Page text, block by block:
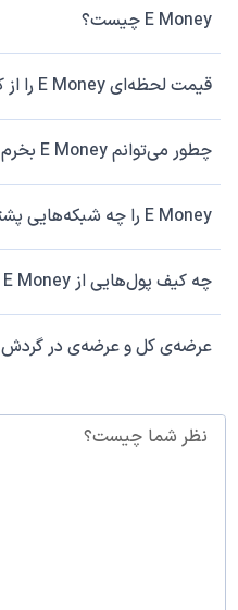
E Money چیست؟
قیمت لحظه‌ای E Money را از کجا چک کنم؟
چطور می‌توانم E Money بخرم یا بفروشم؟
E Money را چه شبکه‌هایی پشتیبانی می‌کند؟
چه کیف پول‌هایی از E Money پشتیبانی می‌کنند؟
عرضه‌ی کل و عرضه‌ی در گردش E Money چقدر است؟
نظر شما چیست؟